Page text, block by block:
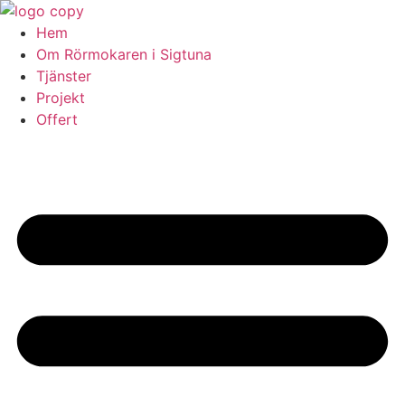
Skip
content
Hem
Om Rörmokaren i Sigtuna
Tjänster
Projekt
Offert